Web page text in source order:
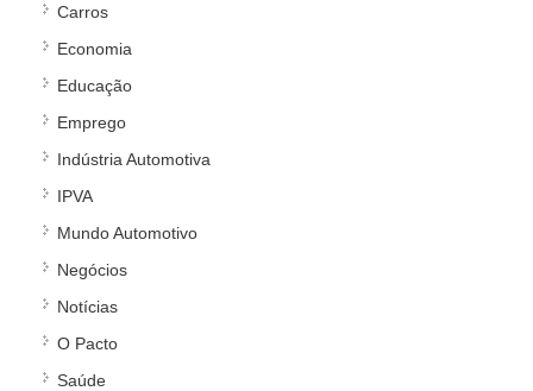
Carros
Economia
Educação
Emprego
Indústria Automotiva
IPVA
Mundo Automotivo
Negócios
Notícias
O Pacto
Saúde